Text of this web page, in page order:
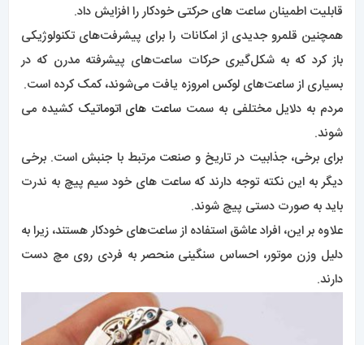
قابلیت اطمینان ساعت های حرکتی خودکار را افزایش داد.
همچنین قلمرو جدیدی از امکانات را برای پیشرفت‌های تکنولوژیکی
باز کرد که به شکل‌گیری حرکات ساعت‌های پیشرفته مدرن که در
بسیاری از ساعت‌های لوکس امروزه یافت می‌شوند، کمک کرده است.
مردم به دلایل مختلفی به سمت ساعت های اتوماتیک کشیده می
شوند.
برای برخی، جذابیت در تاریخ و صنعت مرتبط با جنبش است. برخی
دیگر به این نکته توجه دارند که ساعت های خود سیم پیچ به ندرت
باید به صورت دستی پیچ شوند.
علاوه بر این، افراد عاشق استفاده از ساعت‌های خودکار هستند، زیرا به
دلیل وزن موتور، احساس سنگینی منحصر به فردی روی مچ دست
دارند.